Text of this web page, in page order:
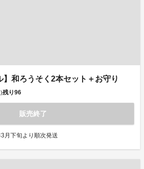
】和ろうそく2本セット＋お守り
残り96
販売終了
月下旬より順次発送